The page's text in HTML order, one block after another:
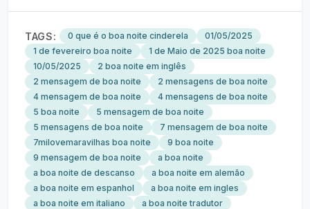
TAGS: 0 que é o boa noite cinderela
01/05/2025
1 de fevereiro boa noite
1 de Maio de 2025 boa noite
10/05/2025
2 boa noite em inglês
2 mensagem de boa noite
2 mensagens de boa noite
4 mensagem de boa noite
4 mensagens de boa noite
5 boa noite
5 mensagem de boa noite
5 mensagens de boa noite
7 mensagem de boa noite
7milovemaravilhas boa noite
9 boa noite
9 mensagem de boa noite
a boa noite
a boa noite de descanso
a boa noite em alemão
a boa noite em espanhol
a boa noite em ingles
a boa noite em italiano
a boa noite tradutor